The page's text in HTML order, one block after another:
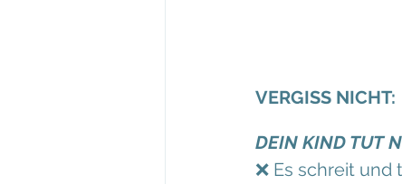
VERGISS NICHT:
DEIN KIND TUT
❌ Es schreit